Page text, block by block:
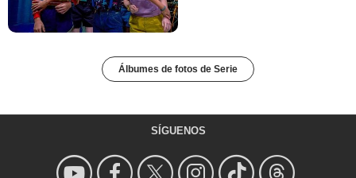
Álbumes de fotos de Serie
SÍGUENOS